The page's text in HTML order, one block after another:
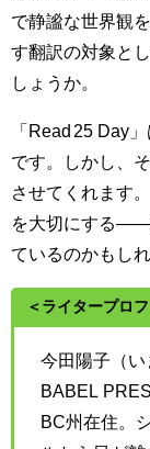
で静謐な世界観
す翻訳の対象と
しょうか。
「Read 25 Day
です。しかし、
させてくれます
を大切にする——
ているのかもしれ
＜ライタープロ
今田陽子（い
BABEL
BC州在住。